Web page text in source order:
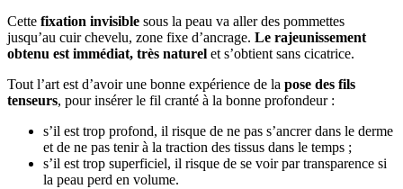
Cette fixation invisible sous la peau va aller des pommettes
jusqu’au cuir chevelu, zone fixe d’ancrage. Le rajeunissement
obtenu est immédiat, très naturel et s’obtient sans cicatrice.
Tout l’art est d’avoir une bonne expérience de la pose des fils
tenseurs, pour insérer le fil cranté à la bonne profondeur :
s’il est trop profond, il risque de ne pas s’ancrer dans le derme
et de ne pas tenir à la traction des tissus dans le temps ;
s’il est trop superficiel, il risque de se voir par transparence si
la peau perd en volume.